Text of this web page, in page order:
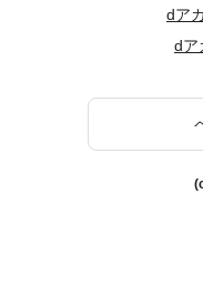
dア
dア